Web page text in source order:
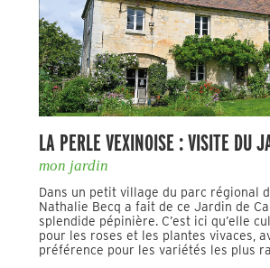
LA PERLE VEXINOISE : VISITE DU
mon jardin
Dans un petit village du parc régional
Nathalie Becq a fait de ce Jardin de
splendide pépinière. C’est ici qu’elle
pour les roses et les plantes vivaces,
préférence pour les variétés les plus